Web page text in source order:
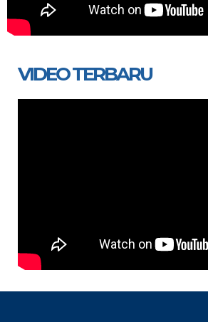
VIDEO TERBARU